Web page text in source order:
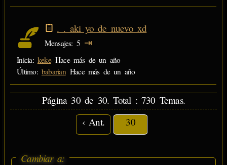
._. aki yo de nuevo xd
Mensajes 5 ⇥
Inicia: keke Hace más de un año
Último: babarian Hace más de un año
Página 30 de 30. Total : 730 Temas.
‹ Ant.
30
Cambiar a: